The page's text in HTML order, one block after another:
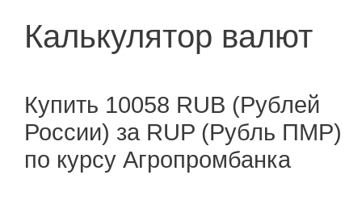
Калькулятор валют
Купить 10058 RUB (Рублей
России) за RUP (Рубль ПМР)
по курсу Агропромбанка